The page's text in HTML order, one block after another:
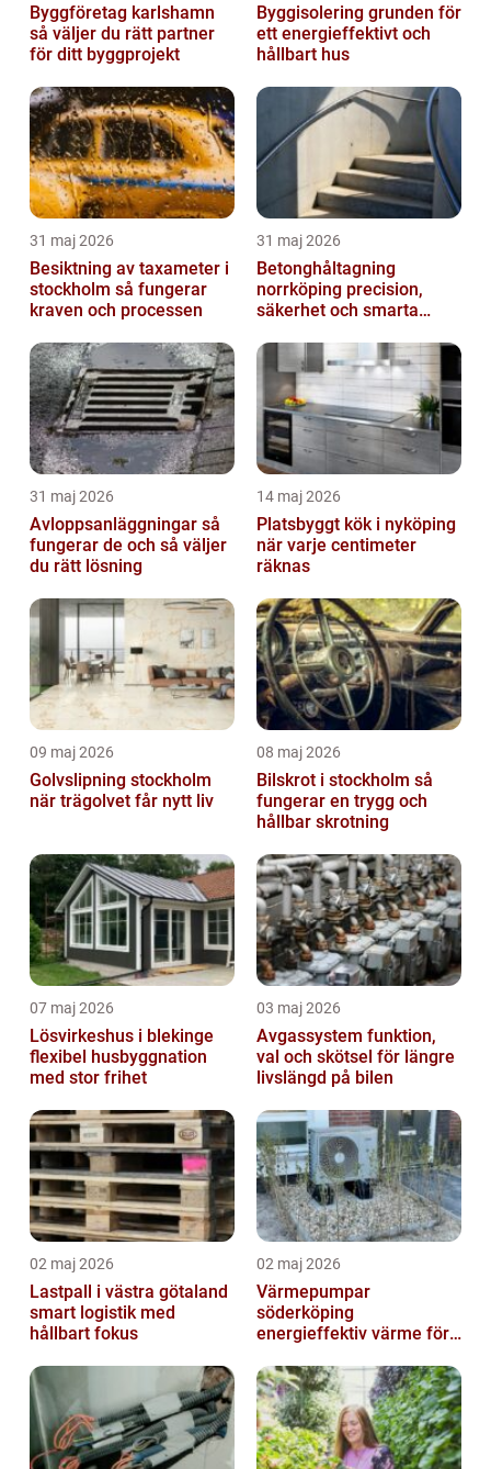
Byggföretag karlshamn
så väljer du rätt partner
för ditt byggprojekt
Byggisolering grunden för
ett energieffektivt och
hållbart hus
31 maj 2026
Besiktning av taxameter i
stockholm så fungerar
kraven och processen
31 maj 2026
Betonghåltagning
norrköping precision,
säkerhet och smarta
31 maj 2026
Avloppsanläggningar så
fungerar de och så väljer
du rätt lösning
14 maj 2026
Platsbyggt kök i nyköping
när varje centimeter
räknas
09 maj 2026
Golvslipning stockholm
när trägolvet får nytt liv
08 maj 2026
Bilskrot i stockholm så
fungerar en trygg och
hållbar skrotning
07 maj 2026
Lösvirkeshus i blekinge
flexibel husbyggnation
med stor frihet
03 maj 2026
Avgassystem funktion,
val och skötsel för längre
livslängd på bilen
02 maj 2026
Lastpall i västra götaland
smart logistik med
hållbart fokus
02 maj 2026
Värmepumpar
söderköping
energieffektiv värme för